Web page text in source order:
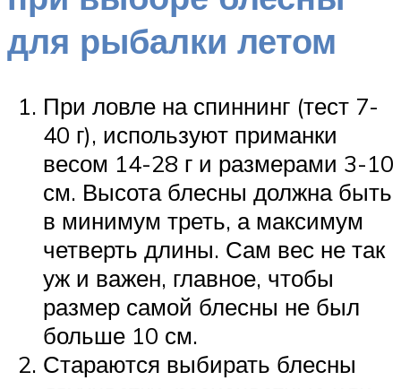
для рыбалки летом
При ловле на спиннинг (тест 7-
40 г), используют приманки
весом 14-28 г и размерами 3-10
см. Высота блесны должна быть
в минимум треть, а максимум
четверть длины. Сам вес не так
уж и важен, главное, чтобы
размер самой блесны не был
больше 10 см.
Стараются выбирать блесны